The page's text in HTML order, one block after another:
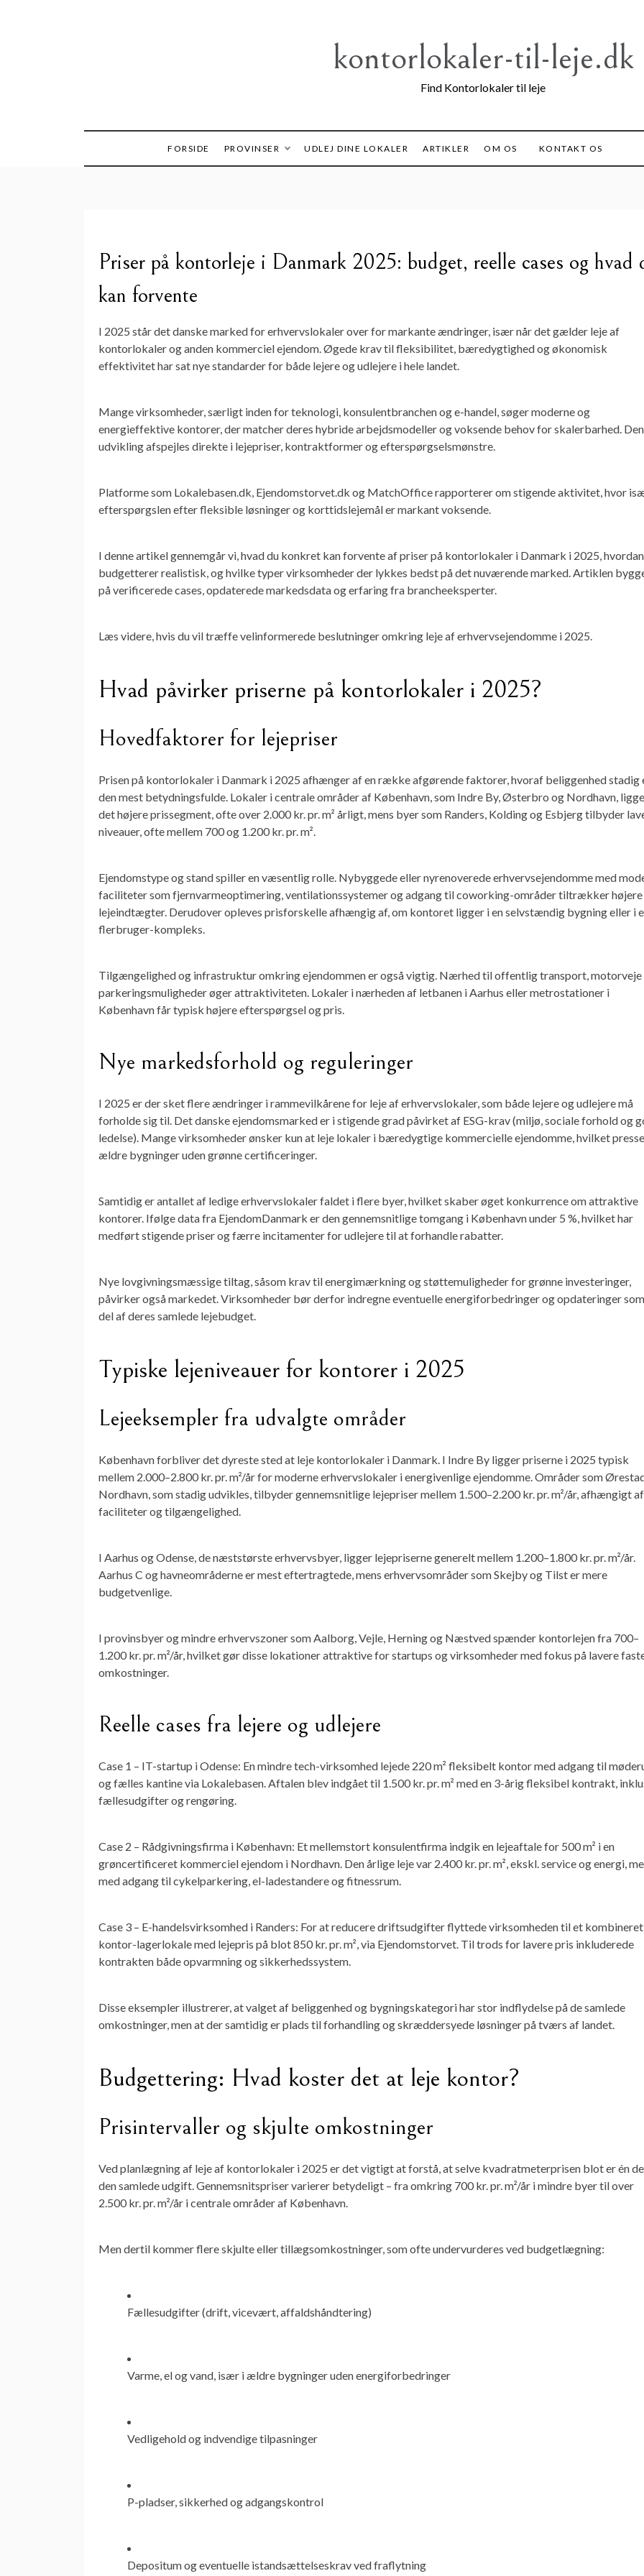
kontorlokaler-til-leje.dk
Find Kontorlokaler til leje
FORSIDE PROVINSER UDLEJ DINE LOKALER ARTIKLER OM OS KONTAKT OS
Priser på kontorleje i Danmark 2025: budget, reelle cases og hvad
kan forvente
I 2025 står det danske marked for erhvervslokaler over for markante ændringer, især når det gælder leje af
kontorlokaler og anden kommerciel ejendom. Øgede krav til fleksibilitet, bæredygtighed og økonomisk
effektivitet har sat nye standarder for både lejere og udlejere i hele landet.
Mange virksomheder, særligt inden for teknologi, konsulentbranchen og e-handel, søger moderne og
energieffektive kontorer, der matcher deres hybride arbejdsmodeller og voksende behov for skalerbarhed.
udvikling afspejles direkte i lejepriser, kontraktformer og efterspørgselsmønstre.
Platforme som Lokalebasen.dk, Ejendomstorvet.dk og MatchOffice rapporterer om stigende aktivitet, hvor
efterspørgslen efter fleksible løsninger og korttidslejemål er markant voksende.
I denne artikel gennemgår vi, hvad du konkret kan forvente af priser på kontorlokaler i Danmark i 2025,
budgetterer realistisk, og hvilke typer virksomheder der lykkes bedst på det nuværende marked. Artiklen
på verificerede cases, opdaterede markedsdata og erfaring fra brancheeksperter.
Læs videre, hvis du vil træffe velinformerede beslutninger omkring leje af erhvervsejendomme i 2025.
Hvad påvirker priserne på kontorlokaler i 2025?
Hovedfaktorer for lejepriser
Prisen på kontorlokaler i Danmark i 2025 afhænger af en række afgørende faktorer, hvoraf beliggenhed stadig
den mest betydningsfulde. Lokaler i centrale områder af København, som Indre By, Østerbro og Nordhavn,
det højere prissegment, ofte over 2.000 kr. pr. m² årligt, mens byer som Randers, Kolding og Esbjerg tilbyder
niveauer, ofte mellem 700 og 1.200 kr. pr. m².
Ejendomstype og stand spiller en væsentlig rolle. Nybyggede eller nyrenoverede erhvervsejendomme med
faciliteter som fjernvarmeoptimering, ventilationssystemer og adgang til coworking-områder tiltrækker højere
lejeindtægter. Derudover opleves prisforskelle afhængig af, om kontoret ligger i en selvstændig bygning eller i
flerbruger-kompleks.
Tilgængelighed og infrastruktur omkring ejendommen er også vigtig. Nærhed til offentlig transport, motorveje
parkeringsmuligheder øger attraktiviteten. Lokaler i nærheden af letbanen i Aarhus eller metrostationer i
København får typisk højere efterspørgsel og pris.
Nye markedsforhold og reguleringer
I 2025 er der sket flere ændringer i rammevilkårene for leje af erhvervslokaler, som både lejere og udlejere må
forholde sig til. Det danske ejendomsmarked er i stigende grad påvirket af ESG-krav (miljø, sociale forhold og
ledelse). Mange virksomheder ønsker kun at leje lokaler i bæredygtige kommercielle ejendomme, hvilket
ældre bygninger uden grønne certificeringer.
Samtidig er antallet af ledige erhvervslokaler faldet i flere byer, hvilket skaber øget konkurrence om attraktive
kontorer. Ifølge data fra EjendomDanmark er den gennemsnitlige tomgang i København under 5 %, hvilket har
medført stigende priser og færre incitamenter for udlejere til at forhandle rabatter.
Nye lovgivningsmæssige tiltag, såsom krav til energimærkning og støttemuligheder for grønne investeringer,
påvirker også markedet. Virksomheder bør derfor indregne eventuelle energiforbedringer og opdateringer
del af deres samlede lejebudget.
Typiske lejeniveauer for kontorer i 2025
Lejeeksempler fra udvalgte områder
København forbliver det dyreste sted at leje kontorlokaler i Danmark. I Indre By ligger priserne i 2025 typisk
mellem 2.000–2.800 kr. pr. m²/år for moderne erhvervslokaler i energivenlige ejendomme. Områder som
Nordhavn, som stadig udvikles, tilbyder gennemsnitlige lejepriser mellem 1.500–2.200 kr. pr. m²/år, afhængigt af
faciliteter og tilgængelighed.
I Aarhus og Odense, de næststørste erhvervsbyer, ligger lejepriserne generelt mellem 1.200–1.800 kr. pr. m²/år.
Aarhus C og havneområderne er mest eftertragtede, mens erhvervsområder som Skejby og Tilst er mere
budgetvenlige.
I provinsbyer og mindre erhvervszoner som Aalborg, Vejle, Herning og Næstved spænder kontorlejen fra 700–
1.200 kr. pr. m²/år, hvilket gør disse lokationer attraktive for startups og virksomheder med fokus på lavere
omkostninger.
Reelle cases fra lejere og udlejere
Case 1 – IT-startup i Odense: En mindre tech-virksomhed lejede 220 m² fleksibelt kontor med adgang til
og fælles kantine via Lokalebasen. Aftalen blev indgået til 1.500 kr. pr. m² med en 3-årig fleksibel kontrakt,
fællesudgifter og rengøring.
Case 2 – Rådgivningsfirma i København: Et mellemstort konsulentfirma indgik en lejeaftale for 500 m² i en
grøncertificeret kommerciel ejendom i Nordhavn. Den årlige leje var 2.400 kr. pr. m², ekskl. service og energi,
med adgang til cykelparkering, el-ladestandere og fitnessrum.
Case 3 – E-handelsvirksomhed i Randers: For at reducere driftsudgifter flyttede virksomheden til et kombineret
kontor-lagerlokale med lejepris på blot 850 kr. pr. m², via Ejendomstorvet. Til trods for lavere pris inkluderede
kontrakten både opvarmning og sikkerhedssystem.
Disse eksempler illustrerer, at valget af beliggenhed og bygningskategori har stor indflydelse på de samlede
omkostninger, men at der samtidig er plads til forhandling og skræddersyede løsninger på tværs af landet.
Budgettering: Hvad koster det at leje kontor?
Prisintervaller og skjulte omkostninger
Ved planlægning af leje af kontorlokaler i 2025 er det vigtigt at forstå, at selve kvadratmeterprisen blot er én
den samlede udgift. Gennemsnitspriser varierer betydeligt – fra omkring 700 kr. pr. m²/år i mindre byer til over
2.500 kr. pr. m²/år i centrale områder af København.
Men dertil kommer flereskjulte eller tillægsomkostninger, som ofte undervurderes ved budgetlægning:
Fællesudgifter (drift, vicevært, affaldshåndtering)
Varme, el og vand, især i ældre bygninger uden energiforbedringer
Vedligehold og indvendige tilpasninger
P-pladser, sikkerhed og adgangskontrol
Depositum og eventuelle istandsættelseskrav ved fraflytning